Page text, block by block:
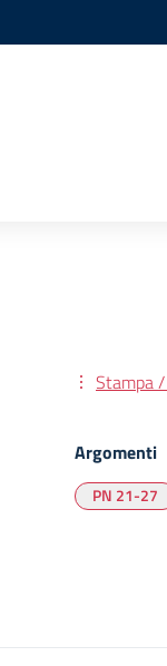
Stampa
Argomenti
PN 21-27